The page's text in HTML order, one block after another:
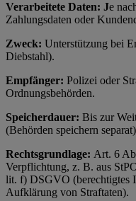
Verarbeitete Daten: Je
Zahlungsdaten oder
Zweck: Unterstützung bei
Diebstahl).
Empfänger: Polizei oder
Ordnungsbehörden.
Speicherdauer: Bis zur
(Behörden speichern
Rechtsgrundlage: Art. 6
Verpflichtung, z. B. aus
lit. f) DSGVO (berechtigtes
Aufklärung von Straftaten).